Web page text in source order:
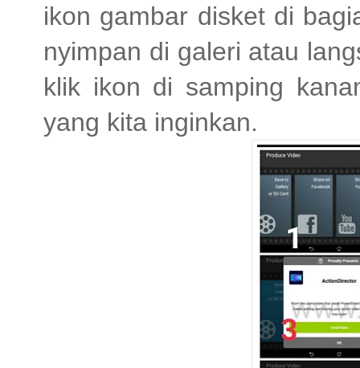
ikon gambar disket di
nyimpan di galeri atau
klik ikon di samping
yang kita inginkan.